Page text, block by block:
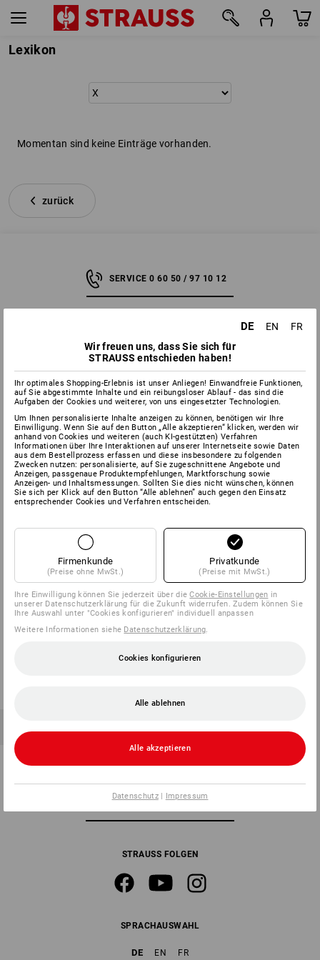
Lexikon
Momentan sind keine Einträge vorhanden.
zurück
SERVICE 0 60 50 / 97 10 12
INFORMATIONEN
ZAHLARTEN
Strauss Deutschland
GmbH & Co. KG
Frankfurter Straße 98-108
63599 Biebergemünd
0 60 50 / 97 10 12
STRAUSS FOLGEN
SPRACHAUSWAHL
DE EN FR
DE EN
FR
Wir freuen uns, dass Sie sich für
STRAUSS entschieden haben!
Ihr optimales Shopping-Erlebnis ist unser Anliegen! Einwandfreie Funktionen,
auf Sie abgestimmte Inhalte und ein reibungsloser Ablauf - das sind die
Aufgaben der Cookies und weiterer, von uns eingesetzter Technologien.
Um Ihnen personalisierte Inhalte anzeigen zu können, benötigen wir Ihre
Einwilligung. Wenn Sie auf den Button „Alle akzeptieren“ klicken, werden wir
anhand von Cookies und weiteren (auch KI-gestützten) Verfahren
Informationen über Ihre Interaktionen auf unserer Internetseite sowie Daten
aus dem Bestellprozess erfassen und diese insbesondere zu folgenden
Zwecken nutzen: personalisierte, auf Sie zugeschnittene Angebote und
Anzeigen, passgenaue Produktempfehlungen, Marktforschung sowie
Anzeigen- und Inhaltsmessungen. Sollten Sie dies nicht wünschen, können
Sie sich per Klick auf den Button “Alle ablehnen” auch gegen den Einsatz
entsprechender Cookies und Verfahren entscheiden.
Firmenkunde
(Preise ohne MwSt.)
Privatkunde
(Preise mit MwSt.)
Ihre Einwilligung können Sie jederzeit über dieCookie-Einstellungen in
unserer Datenschutzerklärung für die Zukunft widerrufen. Zudem können Sie
Ihre Auswahl unter "Cookies konfigurieren" individuell anpassen
Weitere Informationen siehe Datenschutzerklärung.
Cookies konfigurieren
Alle ablehnen
Alle akzeptieren
Datenschutz| Impressum